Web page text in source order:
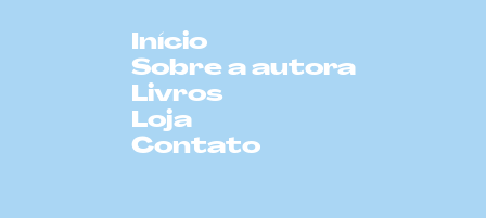
Início
Sobre a autora
Livros
Loja
Contato